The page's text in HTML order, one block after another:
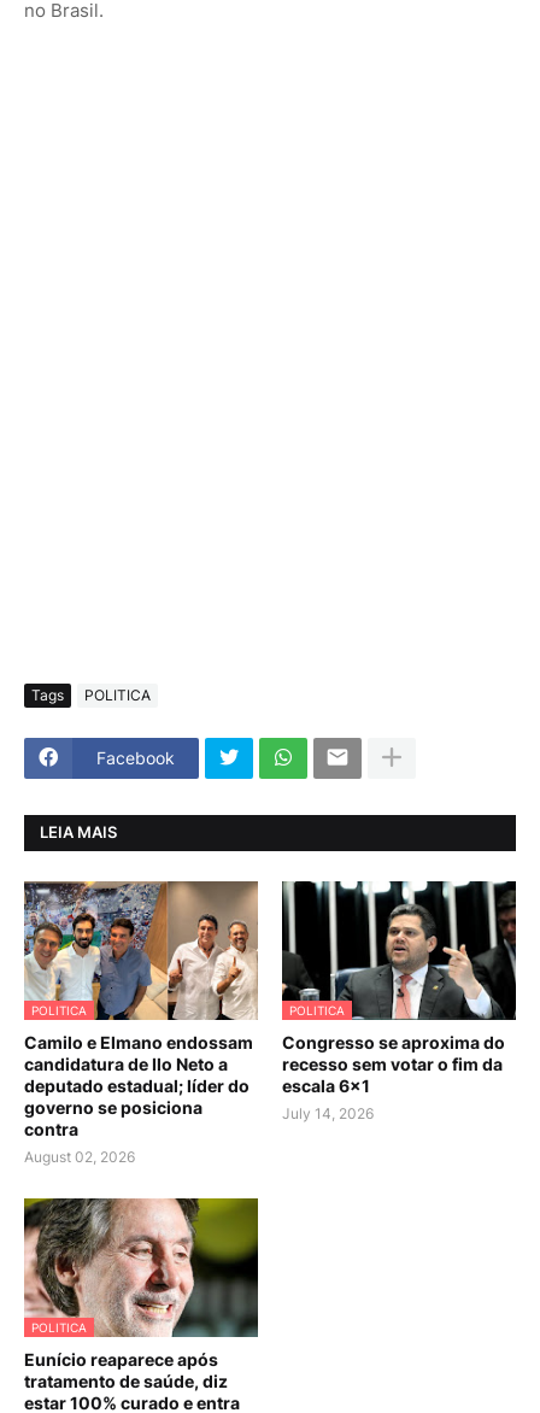
no Brasil.
Tags POLITICA
Facebook
LEIA MAIS
POLITICA
Camilo e Elmano endossam
candidatura de Ilo Neto a
deputado estadual; líder do
governo se posiciona
contra
August 02, 2026
POLITICA
Congresso se aproxima do
recesso sem votar o fim da
escala 6×1
July 14, 2026
POLITICA
Eunício reaparece após
tratamento de saúde, diz
estar 100% curado e entra